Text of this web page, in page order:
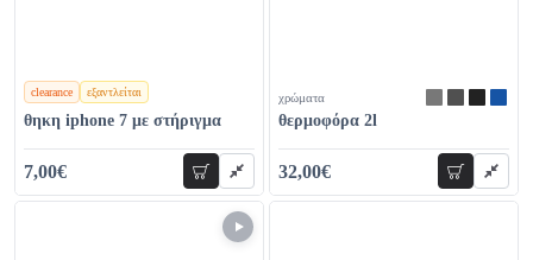
clearance εξαντλείται
χρώματα
θηκη iphone 7 με στήριγμα
7,00€ προσθήκη
χρώματα
θερμοφόρα 2l
32,00€ προσθήκη